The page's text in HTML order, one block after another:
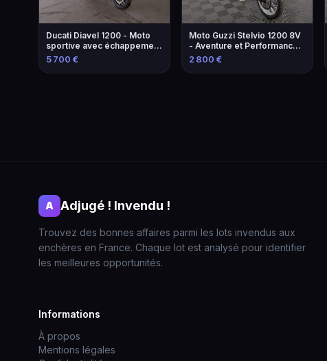
Ducati Diavel 1200 - Moto
sportive avec échappement
modifié
5 700 €
Moto Guzzi Stelvio 1200 8V
- Aventure et Performance -
2013
2 800 €
A Adjugé ! Invendu !
Trouvez des bonnes affaires parmi les lots invendus aux
enchères en France. Chaque lot est analysé pour identifier
les meilleures opportunités.
Informations
À propos
Mentions légales